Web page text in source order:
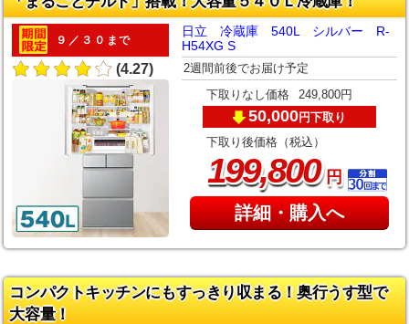
９／３０まで
(4.27)
日立 冷蔵庫 540L シルバー R-
H54XG S
2週間前後でお届け予定
下取りなし価格 249,800円
50,000円下取り
下取り後価格（税込）
199,800円
詳細・購入へ
コンパクトキッチンにもすっきり収まる！奥行うす型で
大容量！